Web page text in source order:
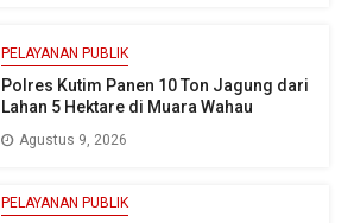
PELAYANAN PUBLIK
Polres Kutim Panen 10 Ton Jagung dari
Lahan 5 Hektare di Muara Wahau
Agustus 9, 2026
PELAYANAN PUBLIK